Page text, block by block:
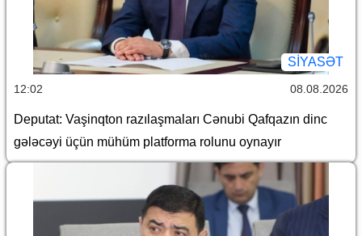
SİYASƏT
12:02 08.08.2026
Deputat: Vaşinqton razılaşmaları Cənubi Qafqazın dinc
gələcəyi üçün mühüm platforma rolunu oynayır